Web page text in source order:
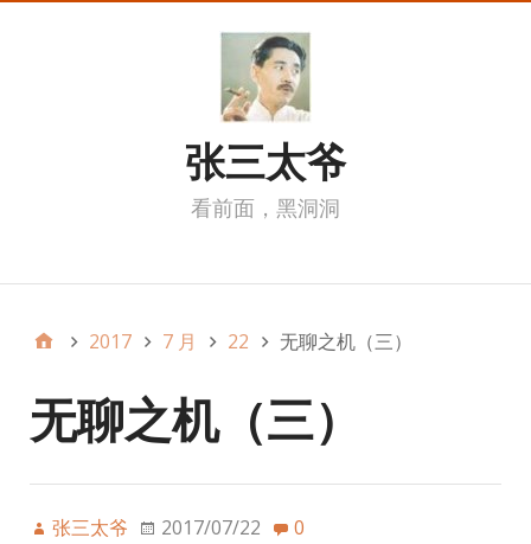
张三太爷
看前面，黑洞洞
2017 7 月 22 无聊之机（三）
无聊之机（三）
张三太爷 2017/07/22 0